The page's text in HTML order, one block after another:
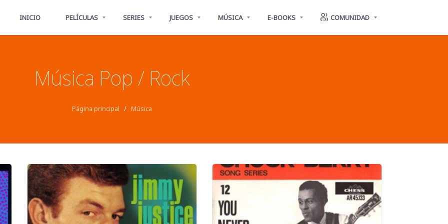
INICIO PELÍCULAS SERIES JUEGOS MÚSICA E-BOOKS COMUNIDAD
Música Pop / Rock
Página principal / Música